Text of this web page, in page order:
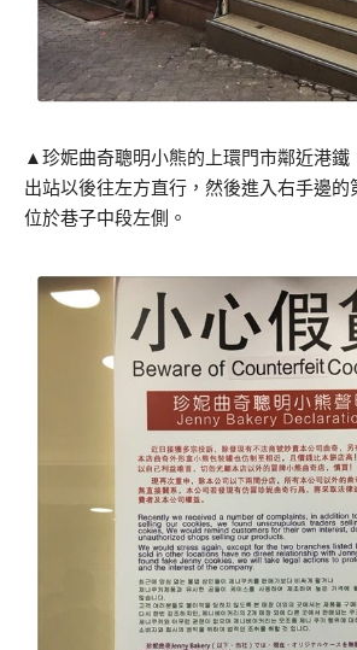
▲珍妮曲奇聰明小熊的上環門市鄰近港鐵
出站以後往左方直行，然後進入右手邊的
位於巷子中段左側。